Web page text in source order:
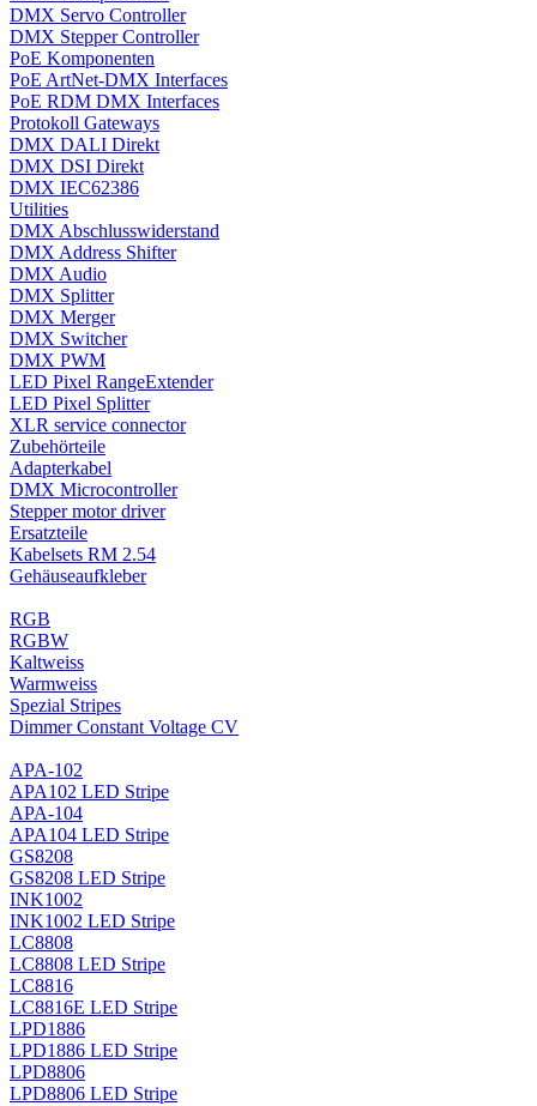
DMX Servo Controller
DMX Stepper Controller
PoE Komponenten
PoE ArtNet-DMX Interfaces
PoE RDM DMX Interfaces
Protokoll Gateways
DMX DALI Direkt
DMX DSI Direkt
DMX IEC62386
Utilities
DMX Abschlusswiderstand
DMX Address Shifter
DMX Audio
DMX Splitter
DMX Merger
DMX Switcher
DMX PWM
LED Pixel RangeExtender
LED Pixel Splitter
XLR service connector
Zubehörteile
Adapterkabel
DMX Microcontroller
Stepper motor driver
Ersatzteile
Kabelsets RM 2.54
Gehäuseaufkleber
RGB
RGBW
Kaltweiss
Warmweiss
Spezial Stripes
Dimmer Constant Voltage CV
APA-102
APA102 LED Stripe
APA-104
APA104 LED Stripe
GS8208
GS8208 LED Stripe
INK1002
INK1002 LED Stripe
LC8808
LC8808 LED Stripe
LC8816
LC8816E LED Stripe
LPD1886
LPD1886 LED Stripe
LPD8806
LPD8806 LED Stripe